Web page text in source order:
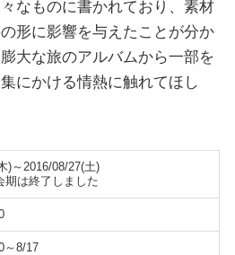
なものに書かれており、素材
形に影響を与えたことが分か
大な旅のアルバムから一部を
にかける情熱に触れてほし
)～2016/08/27(土)
は終了しました
～8/17